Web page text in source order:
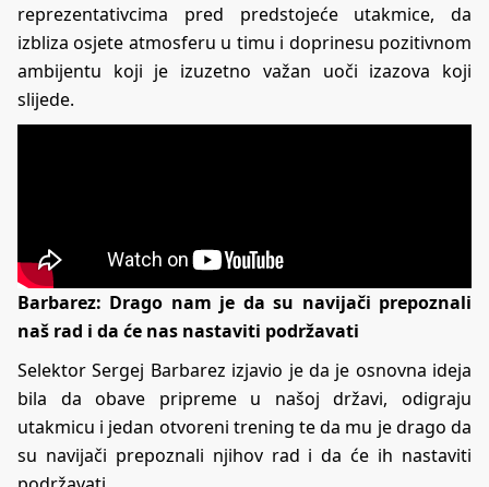
reprezentativcima pred predstojeće utakmice, da
izbliza osjete atmosferu u timu i doprinesu pozitivnom
ambijentu koji je izuzetno važan uoči izazova koji
slijede.
Barbarez: Drago nam je da su navijači prepoznali
naš rad i da će nas nastaviti podržavati
Selektor Sergej Barbarez izjavio je da je osnovna ideja
bila da obave pripreme u našoj državi, odigraju
utakmicu i jedan otvoreni trening te da mu je drago da
su navijači prepoznali njihov rad i da će ih nastaviti